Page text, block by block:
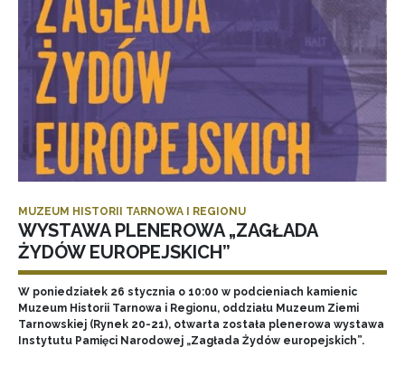
MUZEUM HISTORII TARNOWA I REGIONU
WYSTAWA PLENEROWA „ZAGŁADA
ŻYDÓW EUROPEJSKICH”
W poniedziałek 26 stycznia o 10:00 w podcieniach kamienic
Muzeum Historii Tarnowa i Regionu, oddziału Muzeum Ziemi
Tarnowskiej (Rynek 20-21), otwarta została plenerowa wystawa
Instytutu Pamięci Narodowej „Zagłada Żydów europejskich”.